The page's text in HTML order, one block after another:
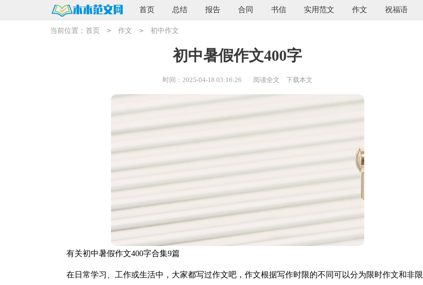
首页 总结 报告 合同 书信 实用范文 作文 祝福语
当前位置： 首页 > 作文 > 初中作文
初中暑假作文400字
时间：2025-04-18 03:16:26 阅读全文 下载本文
有关初中暑假作文400字合集9篇
在日常学习、工作或生活中，大家都写过作文吧，作文根据写作时限的不同可以分为限时作文和非限